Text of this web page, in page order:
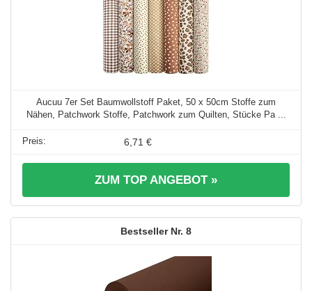
Aucuu 7er Set Baumwollstoff Paket, 50 x 50cm Stoffe zum
Nähen, Patchwork Stoffe, Patchwork zum Quilten, Stücke Pa ...
6,71 €
ZUM TOP ANGEBOT »
8